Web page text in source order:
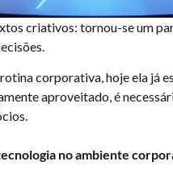
criativos: tornou-se um
corporativa, hoje ela já
aproveitado, é
no ambiente